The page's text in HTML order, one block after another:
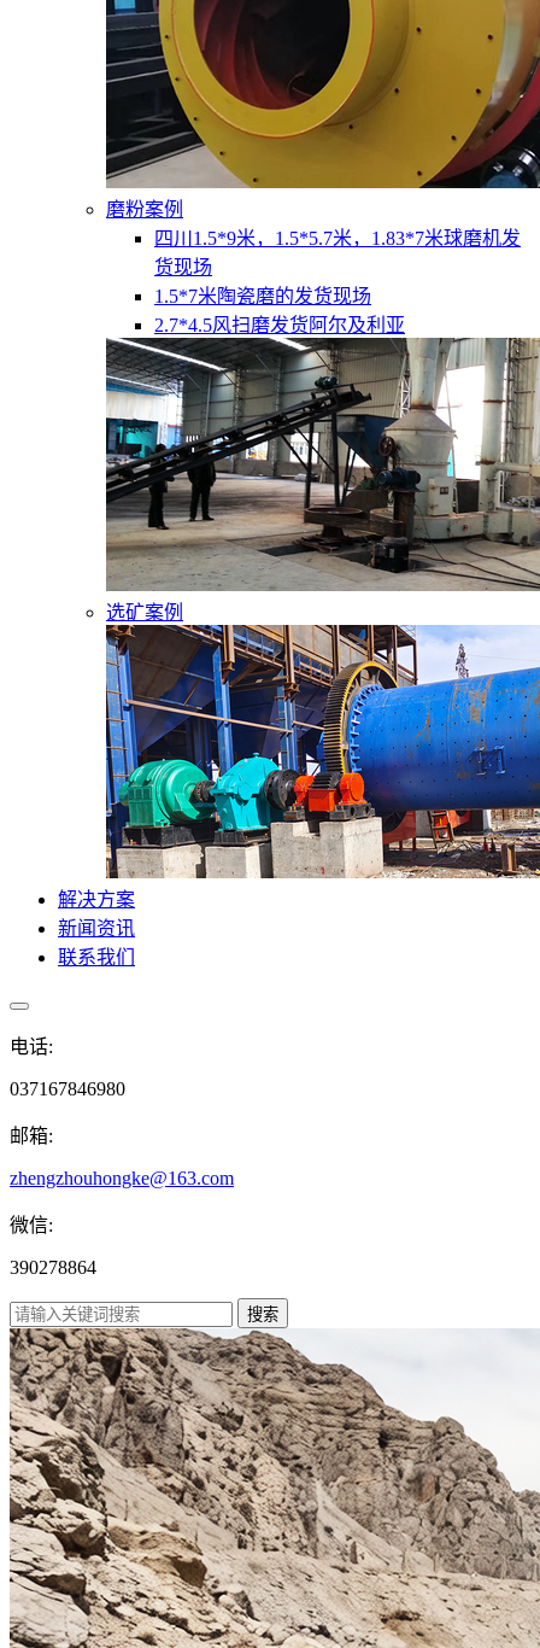
磨粉案例
四川1.5*9米，1.5*5.7米，1.83*7米球磨机发
货现场
1.5*7米陶瓷磨的发货现场
2.7*4.5风扫磨发货阿尔及利亚
选矿案例
解决方案
新闻资讯
联系我们
电话:
037167846980
邮箱:
zhengzhouhongke@163.com
微信:
390278864
搜索